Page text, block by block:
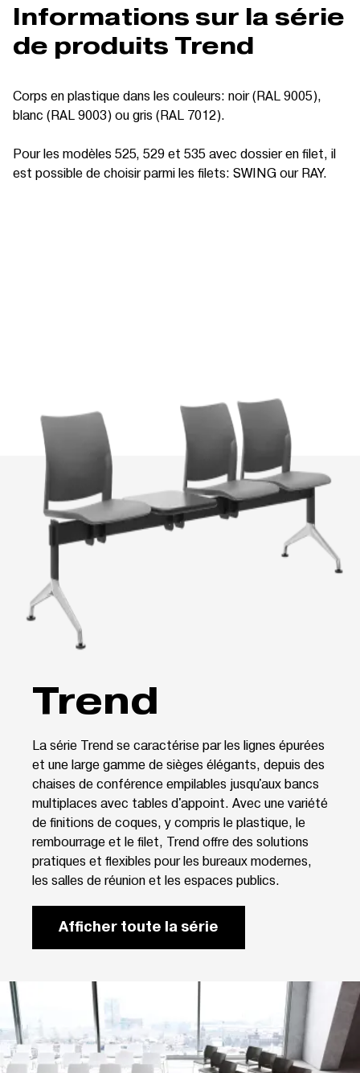
Informations sur la série
de produits Trend
Corps en plastique dans les couleurs: noir (RAL 9005),
blanc (RAL 9003) ou gris (RAL 7012).
Pour les modèles 525, 529 et 535 avec dossier en filet, il
est possible de choisir parmi les filets: SWING our RAY.
Trend
La série Trend se caractérise par les lignes épurées
et une large gamme de sièges élégants, depuis des
chaises de conférence empilables jusqu'aux bancs
multiplaces avec tables d'appoint. Avec une variété
de finitions de coques, y compris le plastique, le
rembourrage et le filet, Trend offre des solutions
pratiques et flexibles pour les bureaux modernes,
les salles de réunion et les espaces publics.
Afficher toute la série